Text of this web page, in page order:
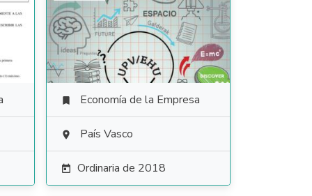
 Economía de la Empresa
 País Vasco
 Ordinaria de 2018